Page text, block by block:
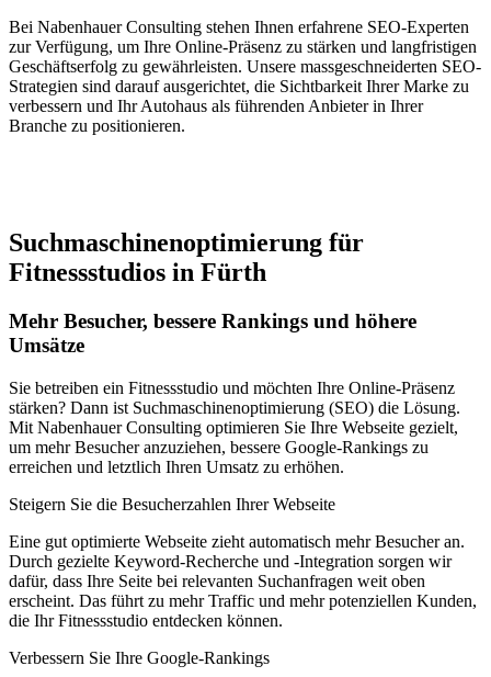
Bei Nabenhauer Consulting stehen Ihnen erfahrene SEO-Experten
zur Verfügung, um Ihre Online-Präsenz zu stärken und langfristigen
Geschäftserfolg zu gewährleisten. Unsere massgeschneiderten SEO-
Strategien sind darauf ausgerichtet, die Sichtbarkeit Ihrer Marke zu
verbessern und Ihr Autohaus als führenden Anbieter in Ihrer
Branche zu positionieren.
Suchmaschinenoptimierung für
Fitnessstudios in Fürth
Mehr Besucher, bessere Rankings und höhere
Umsätze
Sie betreiben ein Fitnessstudio und möchten Ihre Online-Präsenz
stärken? Dann ist Suchmaschinenoptimierung (SEO) die Lösung.
Mit Nabenhauer Consulting optimieren Sie Ihre Webseite gezielt,
um mehr Besucher anzuziehen, bessere Google-Rankings zu
erreichen und letztlich Ihren Umsatz zu erhöhen.
Steigern Sie die Besucherzahlen Ihrer Webseite
Eine gut optimierte Webseite zieht automatisch mehr Besucher an.
Durch gezielte Keyword-Recherche und -Integration sorgen wir
dafür, dass Ihre Seite bei relevanten Suchanfragen weit oben
erscheint. Das führt zu mehr Traffic und mehr potenziellen Kunden,
die Ihr Fitnessstudio entdecken können.
Verbessern Sie Ihre Google-Rankings